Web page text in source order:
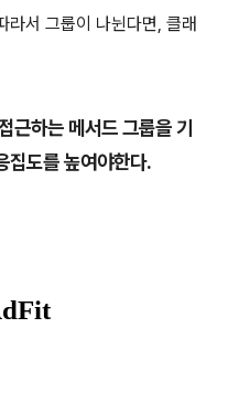
라서 그룹이 나뉜다면, 클래
근하는 메서드 그룹을 기
집도를 높여야한다.